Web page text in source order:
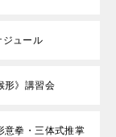
ュール
形》講習会
拳・三体式推掌